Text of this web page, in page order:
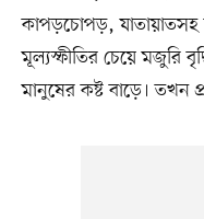
কাপড়চোপড়, যাতায়াতসহ
মূল্যস্ফীতির চেয়ে মজুরি
মানুষের কষ্ট বাড়ে।